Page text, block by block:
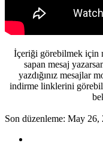
İçeriği görebilmek için
sapan mesaj
yazdığınız mesajlar
indirme linklerini
Son düzenleme: May 26,